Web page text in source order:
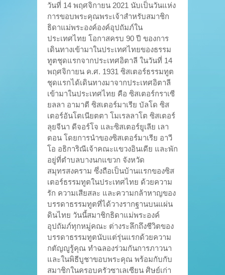
วันที่ 14 พฤศจิกายน 2021 นับเป็นวันแห่ง
การขอบพระคุณพระเจ้าสำหรับสมาชิก
ธิดาแม่พระองค์องค์อุปถัมภ์ใน
ประเทศไทย โอกาสครบ 90 ปี ของการ
เดินทางเข้ามาในประเทศไทยของธรรม
ทูตชุดแรกจากประเทศอิตาลี ในวันที่ 14
พฤศจิกายน ค.ศ. 1931 ซิสเตอร์ธรรมทูต
ชุดแรกได้เดินทางมาจากประเทศอิตาลี
เข้ามาในประเทศไทย คือ ซิสเตอร์กราเซี
ยลลา อามาตี ซิสเตอร์มาเรีย บัลโด ซิส
เตอร์อันโตเนียตตา โมเรลลาโต ซิสเตอร์
ลุยจีนา ดีจอร์โจ และซิสเตอร์ยูเลีย เลา
ตอน โดยการนำของซิสเตอร์มาเรีย อาวี
โอ อธิการิณีเจ้าคณะแขวงอินเดีย และพัก
อยู่ที่ตำบลบางนกแขวก จังหวัด
สมุทรสงคราม ซึ่งถือเป็นบ้านแรกของซิส
เตอร์ธรรมทูตในประเทศไทย ด้วยความ
รัก ความเสียสละ และความกล้าหาญของ
บรรดาธรรมทูตที่ได้วางรากฐานบนแผ่น
ดินไทย วันนี้สมาชิกธิดาแม่พระองค์
อุปถัมภ์ทุกหมู่คณะ ต่างระลึกถึงชีวิตของ
บรรดาธรรมทูตนับแต่รุ่นแรกด้วยความ
กตัญญูรู้คุณ ทำฉลองร่วมกันการภาวนา
และในพิธีบูชาขอบพระคุณ พร้อมกับกับ
สมาชิกในครอบครัวซาเลเซียน ศิษย์เก่า